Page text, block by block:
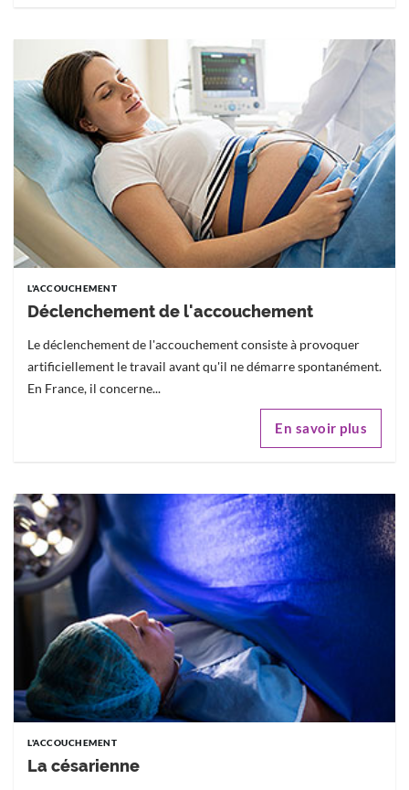
L'ACCOUCHEMENT
Déclenchement de l'accouchement
Le déclenchement de l'accouchement consiste à provoquer
artificiellement le travail avant qu'il ne démarre spontanément.
En France, il concerne...
En savoir plus
L'ACCOUCHEMENT
La césarienne